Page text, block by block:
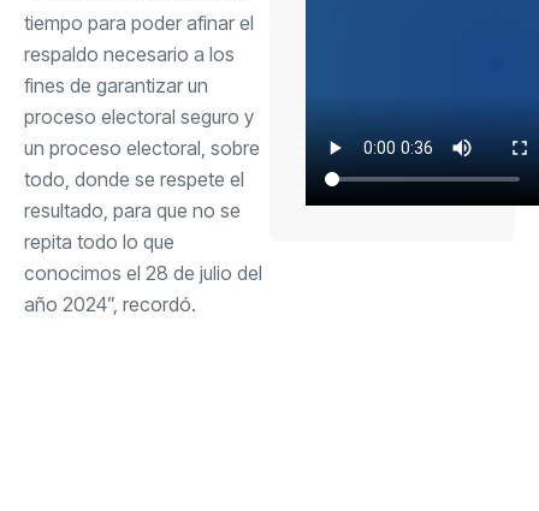
tiempo para poder afinar el
respaldo necesario a los
fines de garantizar un
proceso electoral seguro y
un proceso electoral, sobre
todo, donde se respete el
resultado, para que no se
repita todo lo que
conocimos el 28 de julio del
año 2024”, recordó.